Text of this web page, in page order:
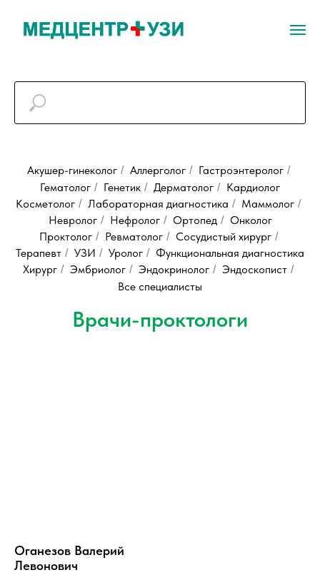
Акушер-гинеколог / Аллерголог / Гастроэнтеролог /
Гематолог / Генетик / Дерматолог / Кардиолог
Косметолог / Лабораторная диагностика / Маммолог /
Невролог / Нефролог / Ортопед / Онколог
Проктолог / Ревматолог / Сосудистый хирург /
Терапевт / УЗИ / Уролог / Функционaльная диaгностика
Хирург / Эмбриолог / Эндокринолог / Эндоскопист /
Все специалисты
Врачи-проктологи
Огaнезов Вaлерий
Левонович